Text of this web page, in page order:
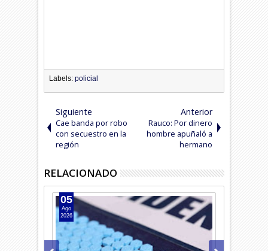
Labels:policial
Siguiente
Cae banda por robo
con secuestro en la
región
Anterior
Rauco: Por dinero
hombre apuñaló a
hermano
RELACIONADO
05
Ago
2026